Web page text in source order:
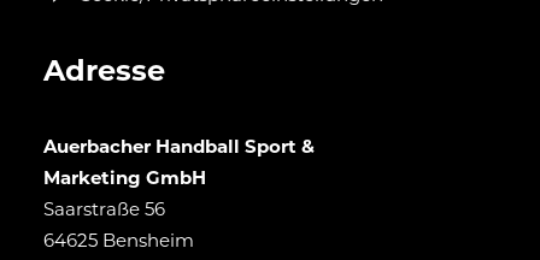
Adresse
Auerbacher Handball Sport &
Marketing GmbH
Saarstraße 56
64625 Bensheim